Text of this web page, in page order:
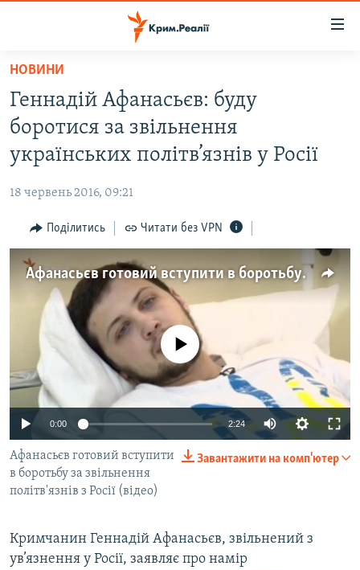
Перейти
основного
матеріалу
Перейти
до
основної
навігації
Перейти
до
пошуку
ВОДА.КРИМ
ВІДЕО ТА ФОТО
БЛОГИ
ПОГЛЯД
ІНТЕРВ'Ю
ВСЕ ЗА ДЕНЬ
СПЕЦПРОЕКТИ
ДЕПОРТАЦІЯ
ВІДЕОУРОКИ «ELIFBE»
СВІДЧЕННЯ ОКУПАЦІЇ
УКРАЇНСЬКА ПРОБЛЕМА КРИМУ
ІНФОГРАФІКА
ЯК ОБІЙТИ БЛОКУВАННЯ
Русский
Qırımtatar
ДОЛУЧАЙСЯ!
Усі сайти RFE/RL
НОВИНИ
Геннадій Афанасьєв: буду
боротися за звільнення
українських політв’язнів у Росії
18 червень 2016, 09:21
Поділитись Читати без VPN
Афанасьєв готовий вступити в боротьбу за звільнення політв'язнів з Росії (відео)
No media source currently available
0:00 2:24
Завантажити на комп'ютер
Афанасьєв готовий вступити
в боротьбу за звільнення
політв'язнів з Росії (відео)
Кримчанин Геннадій Афанасьєв, звільнений з
ув’язнення у Росії, заявляє про намір